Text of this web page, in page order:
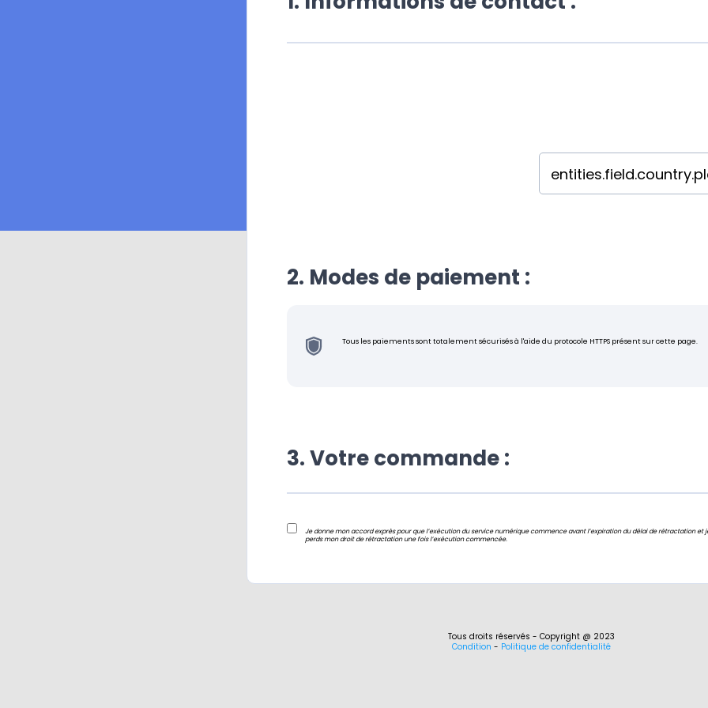
2. Modes de paiement :
Tous les paiements sont totalement sécurisés à l'aide du protocole HTTPS présent sur cette page.
3. Votre commande :
Je donne mon accord exprès pour que l’exécution du service numérique commence avant l’expiration du délai de rétractation et
perds mon droit de rétractation une fois l’exécution commencée.
Tous droits réservés - Copyright @ 2023
Condition - Politique de confidentialité